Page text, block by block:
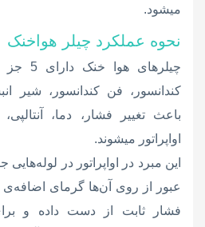
میشود.
نحوه عملکرد چیلر هواخنک
کندانسور، فن کندانسور، شیر
باعث تغییر فشار، دما،
اواپراتور میشوند.
این مبرد در اواپراتور در
عبور از روی آ ن‌ها گرمای اضافه‌ی
فشار ثابت از دست داده و